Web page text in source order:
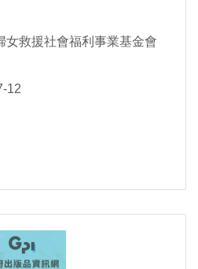
女救援社會福利事業基金會
12